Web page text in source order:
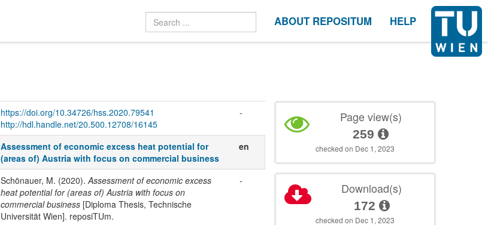
ABOUT REPOSITUM HELP
https://doi.org/10.34726/hss.2020.79541
http://hdl.handle.net/20.500.12708/16145
-
Assessment of economic excess heat potential for
(areas of) Austria with focus on commercial business
en
Schönauer, M. (2020).Assessment of economic excess
heat potential for (areas of) Austria with focus on
commercial business[Diploma Thesis, Technische
Universität Wien]. reposiTUm.
-
Page view(s)
259
checked on Dec 1, 2023
Download(s)
172
checked on Dec 1, 2023